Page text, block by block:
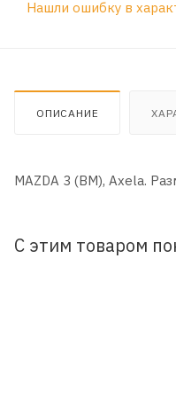
Нашли ошибку в
ОПИСАНИЕ
MAZDA 3 (BM), Axela.
С этим товаром